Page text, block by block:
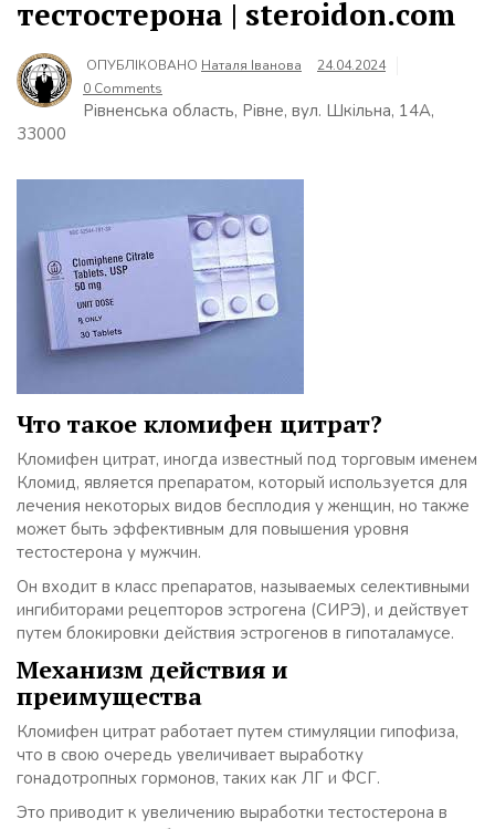
тестостерона | steroidon.com
ОПУБЛІКОВАНО Наталя Іванова
24.04.2024
0 Comments
Рівненська область, Рівне, вул. Шкільна, 14А,
33000
Что такое кломифен цитрат?
Кломифен цитрат, иногда известный под торговым именем
Кломид, является препаратом, который используется для
лечения некоторых видов бесплодия у женщин, но также
может быть эффективным для повышения уровня
тестостерона у мужчин.
Он входит в класс препаратов, называемых селективными
ингибиторами рецепторов эстрогена (СИРЭ), и действует
путем блокировки действия эстрогенов в гипоталамусе.
Механизм действия и
преимущества
Кломифен цитрат работает путем стимуляции гипофиза,
что в свою очередь увеличивает выработку
гонадотропных гормонов, таких как ЛГ и ФСГ.
Это приводит к увеличению выработки тестостерона в